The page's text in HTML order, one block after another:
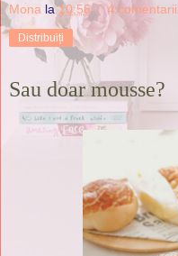
Mona la10:56 4
Distribuiți
Sau doar mousse?